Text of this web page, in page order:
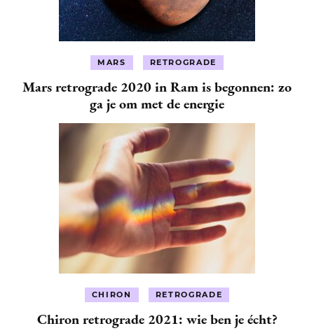
MARS RETROGRADE
Mars retrograde 2020 in Ram is begonnen: zo
ga je om met de energie
CHIRON RETROGRADE
Chiron retrograde 2021: wie ben je écht?